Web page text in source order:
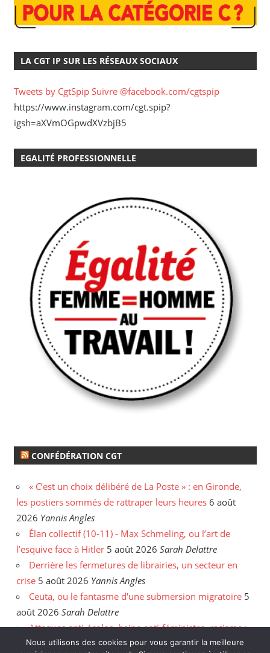
LA CGT IP SUR LES RÉSEAUX SOCIAUX
Tweets by CgtSpip Suivre @facebook.com/cgtspip
https://www.instagram.com/cgt.spip?
igsh=aXVmOGpwdXVzbjB5
EGALITÉ PROFESSIONNELLE
CONFÉDÉRATION CGT
« C’est un choix délibéré de La Poste » : en Gironde,
les postiers sommés de rattraper leurs heures 6 août
2026 Yannis Angles
Élan collectif (10-11) - Max Schmeling, ou l’art de
l’esquive face à Hitler 5 août 2026 Sarah Delattre
Derrière les fermetures de librairies, un secteur en
crise 5 août 2026 Yannis Angles
Ceuta, ou le fantasme d'une submersion migratoire 5
août 2026 Sarah Delattre
Attaques anti-écolos, haine anti-féministes, racisme :
face aux incendies, les délires de l'extrême droite 31
Nous utilisons des cookies pour vous garantir la meilleure